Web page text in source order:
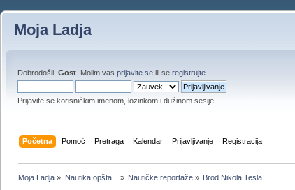
Moja Ladja
Dobrodošli, Gost . Molim vas prijavite se ili se registrujte
Prijavite se korisničkim imenom, lozinkom i dužinom sesije
Početna Pomoć Pretraga Kalendar Prijavljivanje Registracija
Moja Ladja » Nautika opšta... » Nautičke reportaže» Brod Nikola Tesla